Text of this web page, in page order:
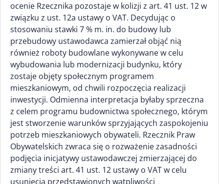
ocenie Rzecznika pozostaje w kolizji z art. 41 ust. 12 w
związku z ust. 12a ustawy o VAT. Decydując o
stosowaniu stawki 7 % m. in. do budowy lub
przebudowy ustawodawca zamierzał objąć nią
również roboty budowlane wykonywane w celu
wybudowania lub modernizacji budynku, który
zostaje objęty społecznym programem
mieszkaniowym, od chwili rozpoczęcia realizacji
inwestycji. Odmienna interpretacja byłaby sprzeczna
z celem programu budownictwa społecznego, którym
jest stworzenie warunków sprzyjających zaspokojeniu
potrzeb mieszkaniowych obywateli. Rzecznik Praw
Obywatelskich zwraca się o rozważenie zasadności
podjęcia inicjatywy ustawodawczej zmierzającej do
zmiany treści art. 41 ust. 12 ustawy o VAT w celu
usunięcia przedstawionych wątpliwości